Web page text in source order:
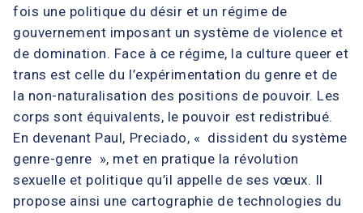
fois une politique du désir et un régime de
gouvernement imposant un système de violence et
de domination. Face à ce régime, la culture queer et
trans est celle du l’expérimentation du genre et de
la non-naturalisation des positions de pouvoir. Les
corps sont équivalents, le pouvoir est redistribué.
En devenant Paul, Preciado, « dissident du système
genre-genre », met en pratique la révolution
sexuelle et politique qu’il appelle de ses vœux. Il
propose ainsi une cartographie de technologies du